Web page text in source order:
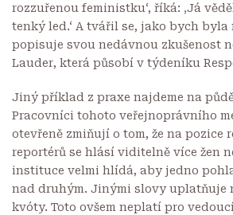
rozzuřenou feministku‘, říká: ‚Já
tenký led.‘ A tvářil se, jako bych byla
popisuje svou nedávnou zkušenost
Lauder, která působí v týdeníku
Jiný příklad z praxe najdeme na
Pracovníci tohoto veřejnoprávního
otevřeně zmiňují o tom, že na pozice
reportérů se hlásí viditelně více žen
instituce velmi hlídá, aby jedno
nad druhým. Jinými slovy uplatňuje
kvóty. Toto ovšem neplatí pro